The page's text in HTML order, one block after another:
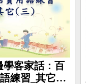
學客家話：百
練習_其它